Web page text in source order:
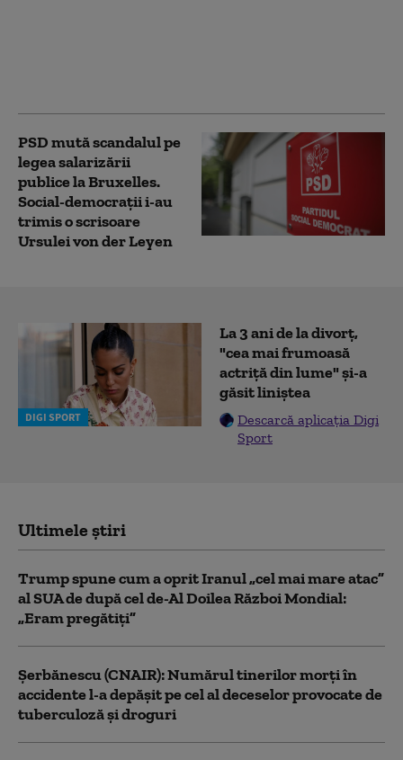
PSD mută scandalul pe
legea salarizării
publice la Bruxelles.
Social-democrații i-au
trimis o scrisoare
Ursulei von der Leyen
DIGI SPORT
La 3 ani de la divorț,
"cea mai frumoasă
actriță din lume" și-a
găsit liniștea
Descarcă aplicația Digi
Sport
Ultimele știri
Trump spune cum a oprit Iranul „cel mai mare atac”
al SUA de după cel de-Al Doilea Război Mondial:
„Eram pregătiți”
Şerbănescu (CNAIR): Numărul tinerilor morţi în
accidente l-a depăşit pe cel al deceselor provocate de
tuberculoză şi droguri